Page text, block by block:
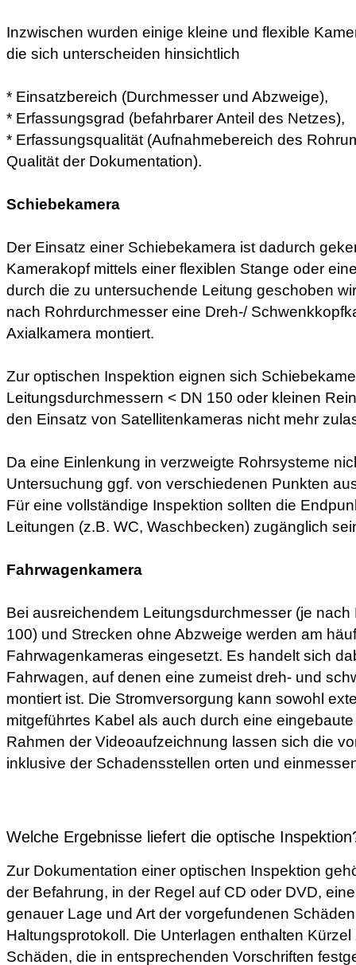
Inzwischen wurden einige kleine und flexible
die sich unterscheiden hinsichtlich
* Einsatzbereich (Durchmesser und Abzweige),
* Erfassungsgrad (befahrbarer Anteil des Netzes),
* Erfassungsqualität (Aufnahmebereich des
Qualität der Dokumentation).
Schiebekamera
Der Einsatz einer Schiebekamera ist dadurch
Kamerakopf mittels einer flexiblen Stange oder
durch die zu untersuchende Leitung geschoben
nach Rohrdurchmesser eine Dreh-/
Axialkamera montiert.
Zur optischen Inspektion eignen sich
Leitungsdurchmessern < DN 150 oder kleinen
den Einsatz von Satellitenkameras nicht mehr
Da eine Einlenkung in verzweigte Rohrsysteme
Untersuchung ggf. von verschiedenen Punkten
Für eine vollständige Inspektion sollten die
Leitungen (z.B. WC, Waschbecken) zugänglich
Fahrwagenkamera
Bei ausreichendem Leitungsdurchmesser (je
100) und Strecken ohne Abzweige werden am
Fahrwagenkameras eingesetzt. Es handelt sich
Fahrwagen, auf denen eine zumeist dreh- und
montiert ist. Die Stromversorgung kann sowohl
mitgeführtes Kabel als auch durch eine
Rahmen der Videoaufzeichnung lassen sich die
inklusive der Schadensstellen orten und
Welche Ergebnisse liefert die optische
Zur Dokumentation einer optischen Inspektion
der Befahrung, in der Regel auf CD oder DVD,
genauer Lage und Art der vorgefundenen
Haltungsprotokoll. Die Unterlagen enthalten
Schäden, die in entsprechenden Vorschriften